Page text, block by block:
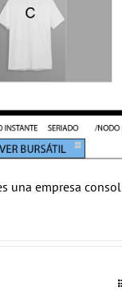
una empresa